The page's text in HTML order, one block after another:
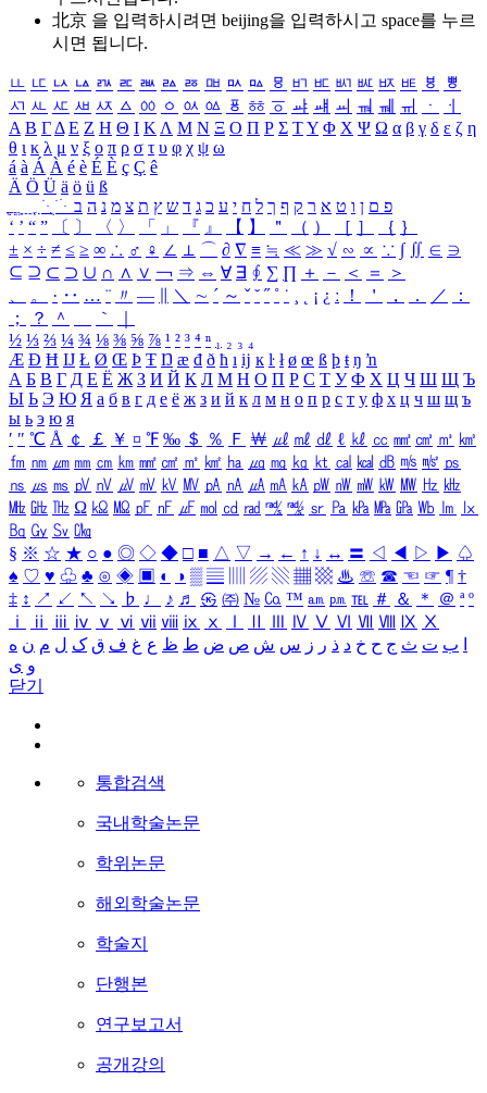
北京 을 입력하시려면 beijing을 입력하시고 space를 누르
시면 됩니다.
ㅥ ㅦ ㅧ ㅨ ㅩ ㅪ ㅫ ㅬ ㅭ ㅮ ㅯ ㅰ ㅱ ㅲ ㅳ ㅴ ㅵ ㅶ ㅷ ㅸ
ㅹ
ㅺ ㅻ ㅼ ㅽ ㅾ ㅿ ㆀ ㆁ ㆂ ㆃ ㆄ ㆅ ㆆ ㆇ ㆈ ㆉ ㆊ ㆋ ㆌ ㆍ
ㆎ
Α Β ΓΔ Ε Ζ Η Θ Ι ΚΛ Μ Ν Ξ Ο Π Ρ Σ ΤΥ Φ Χ Ψ Ω α β γ δ ε ζ η
θ ι κ λ μ ν ξ ο π ρ σ τ υ φ χ ψ ω
á à Á À é è É È ç Ç ê
Ä Ö Ü ä ö ü ß
ִֶֹ ֻּ ׁׂ פ ם ן ו ט א ר ק ף ך ל ח י ע כ ג ד ש ץ ת צ מ נ ה ב
‘ ’ “ ” 〔 〕 〈 〉 「 」 『 』 【 】 ＂ （ ） ［ ］ ｛ ｝
± × ÷ ≠ ≤ ≥ ∞ ∴ ♂ ♀ ∠ ⊥ ⌒ ∂ ∇ ≡ ≒ ≪ ≫ √ ∽ ∝ ∵ ∫ ∬ ∈ ∋
⊆ ⊇ ⊂ ⊃ ∪ ∩ ∧ ∨ ￢ ⇒ ⇔ ∀ ∃ ∮ ∑ ∏ ＋ － ＜ ＝
＞
、
。 · ‥ … ¨ 〃 ― ＼ ∼ ´ ～ ˇ ˘ ˝ ˚ ˙ ¸ ¡ ¿ ː ！ ＇ ， ． ／
：
；
？ ＾ ｀
½ ⅓ ⅔ ¼ ¾ ⅛ ⅜ ⅝ ⅞ ¹ ² ³ ⁴ ⁿ ₁ ₂ ₃ ₄
Æ Ð Ħ Ĳ Ł Ø Œ Þ Ŧ Ŋ æ đ ð ħ ı ĳ ĸ ŀ ł ø œ ß þ ŧ ŋ ŉ
А Б В Г Д Е Ё Ж З И Й К Л М Н О П Р С Т У Ф Х Ц Ч Ш Щ Ъ
Ы Ь Э Ю Я а б в г д е ё ж з и й к л м н о п р с т у ф х ц ч ш щ ъ
ы ь э ю я
′ ″ ℃ Å ￠ ￡ ￥ ¤ ℉ ‰ ＄ ％ Ｆ ￦ ㎕ ㎖ ㎗ ℓ ㎘ ㏄ ㎣ ㎤ ㎥ ㎦
㎙ ㎚ ㎛ ㎜ ㎝ ㎞ ㎟ ㎠ ㎡ ㎢ ㏊ ㎍ ㎎ ㎏ ㏏ ㎈ ㎉ ㏈ ㎧ ㎨ ㎰
㎱ ㎲ ㎳ ㎴ ㎵ ㎶ ㎷ ㎸ ㎹ ㎀ ㎁ ㎂ ㎃ ㎄ ㎺ ㎻ ㎽ ㎾ ㎿ ㎐ ㎑
㎒ ㎓ ㎔ Ω ㏀ ㏁ ㎊ ㎋ ㎌ ㏖ ㏅ ㎭ ㎮ ㎯ ㏛ ㎩ ㎪ ㎫ ㎬ ㏝ ㏐
㏓
㏃ ㏉ ㏜ ㏆
§ ※ ☆ ★ ○ ● ◎ ◇ ◆ □ ■ △ ▽ → ← ↑ ↓ ↔ 〓 ◁ ◀ ▷ ▶ ♤
♠ ♡ ♥ ♧ ♣ ⊙ ◈ ▣ ◐ ◑ ▒ ▤ ▨ ▧ ▦ ▩ ♨ ☏ ☎ ☜ ☞ ¶ †
‡ ↕ ↗ ↙ ↖ ↘ ♭ ♩ ♪ ♬ ㉿ ㈜ № ㏇ ™ ㏂ ㏘ ℡ ＃ ＆ ＊ ＠ ª º
ⅰ
ⅱ ⅲ ⅳ ⅴ ⅵ ⅶ ⅷ ⅸ ⅹ Ⅳ Ⅴ Ⅵ Ⅶ Ⅷ Ⅸ Ⅹ
ب ت ث ج ح خ د ذ ر ز س ش ص ض ط ظ ع غ ف ق ک ل م ن ه
و ی
닫기
통합검색
국내학술논문
학위논문
해외학술논문
학술지
단행본
연구보고서
공개강의